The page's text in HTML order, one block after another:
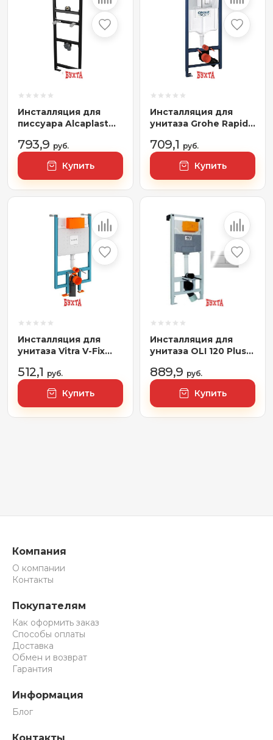
Инсталляция для
писсуара Alcaplast
793,9 руб.
Купить
Инсталляция для
унитаза Grohe Rapid
709,1 руб.
Купить
Инсталляция для
унитаза Vitra V-Fix
512,1 руб.
Купить
Инсталляция для
унитаза OLI 120 Plus
(хром)
889,9 руб.
Купить
Компания
О компании
Контакты
Покупателям
Как оформить заказ
Способы оплаты
Доставка
Обмен и возврат
Гарантия
Информация
Блог